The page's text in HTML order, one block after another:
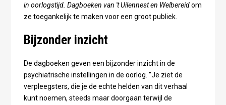
in oorlogstijd. Dagboeken van 't Uilennest en Welbereidom
ze toegankelijk te maken voor een groot publiek.
Bijzonder inzicht
De dagboeken geven een bijzonder inzicht in de
psychiatrische instellingen in de oorlog. "Je ziet de
verpleegsters, die je de echte helden van dit verhaal
kunt noemen, steeds maar doorgaan terwijl de